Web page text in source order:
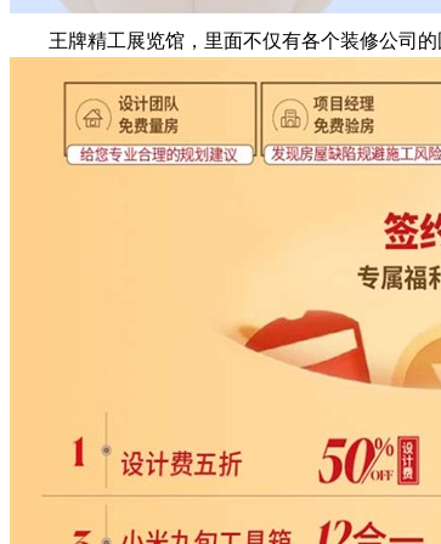
王牌精工展览馆，里面不仅有各个装修公司的